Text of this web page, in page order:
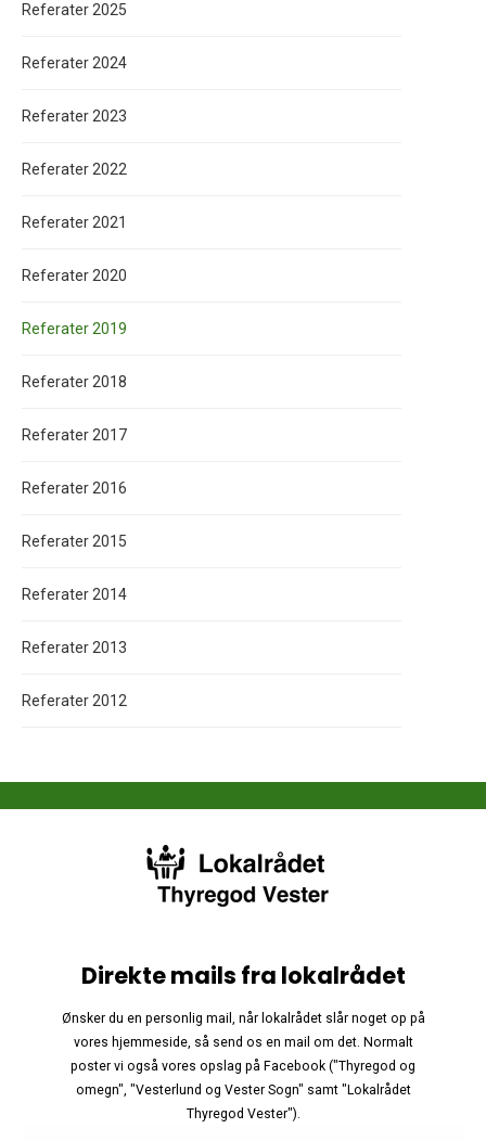
Referater 2025
Referater 2024
Referater 2023
Referater 2022
Referater 2021
Referater 2020
Referater 2019
Referater 2018
Referater 2017
Referater 2016
Referater 2015
Referater 2014
Referater 2013
Referater 2012
Direkte mails fra lokalrådet
Ønsker du en personlig mail, når lokalrådet slår noget op på
vores hjemmeside, så send os en mail om det. Normalt
poster vi også vores opslag på Facebook ("Thyregod og
omegn", "Vesterlund og Vester Sogn" samt "Lokalrådet
Thyregod Vester").